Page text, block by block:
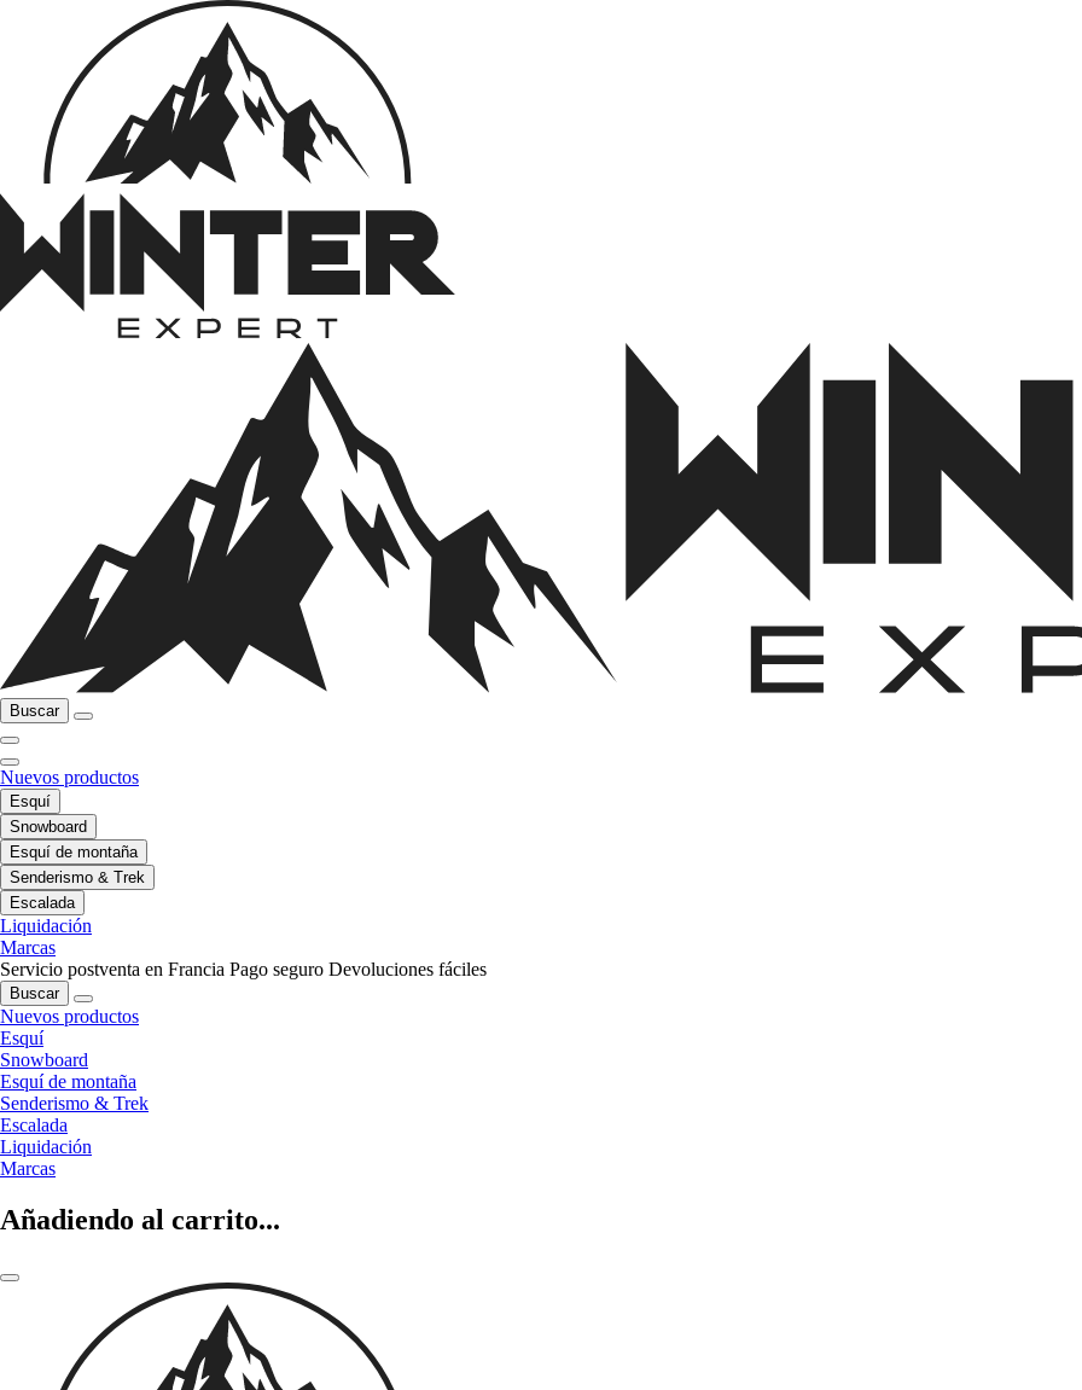
Buscar
Nuevos productos
Esquí
Snowboard
Esquí de montaña
Senderismo & Trek
Escalada
Liquidación
Marcas
Servicio postventa en Francia Pago seguro Devoluciones fáciles
Buscar
Nuevos productos
Esquí
Snowboard
Esquí de montaña
Senderismo & Trek
Escalada
Liquidación
Marcas
Añadiendo al carrito...